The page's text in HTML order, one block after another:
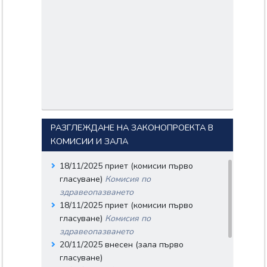
АЛЕКСАНДЪР
ДИМИТРОВ
СИМИДЧИЕВ;
ВАСИЛ ХРИСТОВ
ПАНДОВ;
Документи:
51-554-04-438.pdf
Входящ номер: 51-554-04-
439
Дата: 24/11/2025
Вносители:
ПАНДОВ;
Документи:
РАЗГЛЕЖДАНЕ НА ЗАКОНОПРОЕКТА В
КОМИСИИ И ЗАЛА
18/11/2025 приет (комисии първо
гласуване) Комисия по
здравеопазването
18/11/2025 приет (комисии първо
гласуване) Комисия по
здравеопазването
20/11/2025 внесен (зала първо
гласуване)